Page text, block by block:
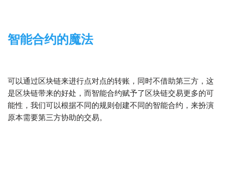
智能合约的魔法
可以通过区块链来进行点对点的转账，同时不借助第三方，这
是区块链带来的好处，而智能合约赋予了区块链交易更多的可
能性，我们可以根据不同的规则创建不同的智能合约，来扮演
原本需要第三方协助的交易。